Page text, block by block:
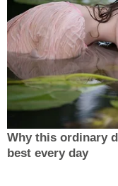
Why this ordinary
best every day